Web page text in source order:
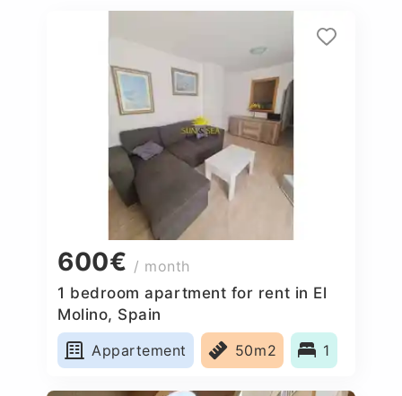
600€ / month
1 bedroom apartment for rent in El
Molino, Spain
Appartement
50m2 1